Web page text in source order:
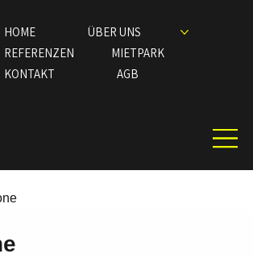
HOME
ÜBER UNS
REFERENZEN
MIETPARK
KONTAKT
AGB